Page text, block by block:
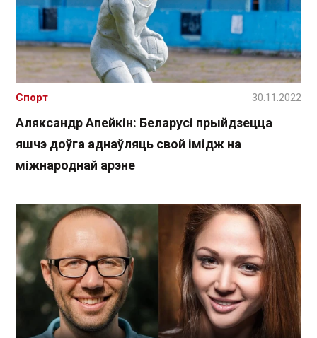
Аляксандр Апейкін: Беларусі прыйдзецца
яшчэ доўга аднаўляць свой імідж на
міжнароднай арэне
Спорт 30.11.2022